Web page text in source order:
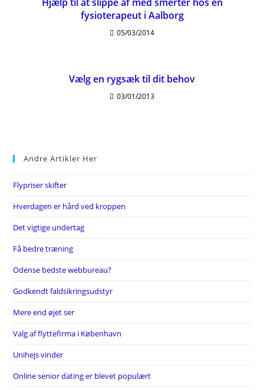
fysioterapeut i Aalborg
05/03/2014
Vælg en rygsæk til dit behov
03/01/2013
Andre Artikler Her
Flypriser skifter
Hverdagen er hård ved kroppen
Det vigtige undertag
Få bedre træning
Odense bedste webbureau?
Godkendt faldsikringsudstyr
Mere end øjet ser
Valg af flyttefirma i København
Unihejs vinder
Online senior dating er blevet populært